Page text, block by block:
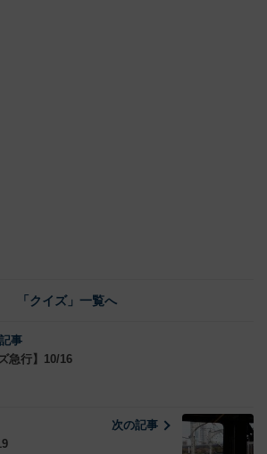
「クイズ」一覧へ
事
急行】10/16
次の記事